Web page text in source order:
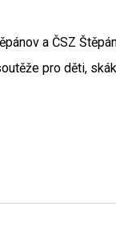
a ČSZ
pro děti,